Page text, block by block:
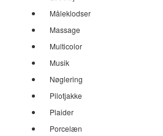
Måleklodser
Massage
Multicolor
Musik
Nøglering
Pilotjakke
Plaider
Porcelæn